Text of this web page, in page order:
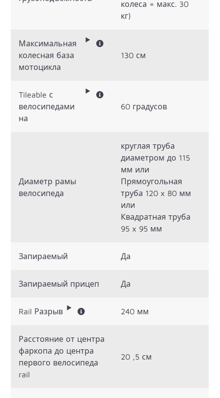
колеса = макс. 30
кг)
Максимальная
колесная база
мотоцикла
130 см
Tileable с
велосипедами
на
60 градусов
Диаметр рамы
велосипеда
круглая труба
диаметром до 115
мм или
Прямоугольная
труба 120 x 80 мм
или
Квадратная труба
95 x 95 мм
Запираемый Да
Запираемый прицеп Да
Rail Разрыв 240 мм
Расстояние от центра
фаркопа до центра
первого велосипеда
rail
20 ,5 см